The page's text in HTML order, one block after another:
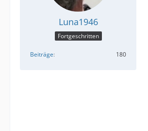
Luna1946
Fortgeschritten
Beiträge 180